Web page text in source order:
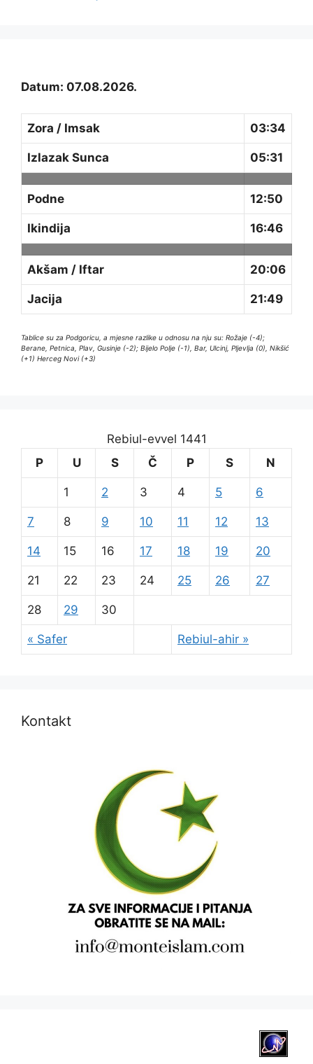
Datum: 07.08.2026.
Zora / Imsak 03:34
Izlazak Sunca 05:31
Podne 12:50
Ikindija 16:46
Akšam / Iftar 20:06
Jacija 21:49
Tablice su za Podgoricu, a mjesne razlike u odnosu na nju su: Rožaje (-4);
Berane, Petnica, Plav, Gusinje (-2); Bijelo Polje (-1), Bar, Ulcinj, Pljevlja (0), Nikšić
(+1) Herceg Novi (+3)
Rebiul-evvel 1441
P
U S Č P S N
« Safer Rebiul-ahir »
1 2 3 4 5 6
7 8 9 10 11 12 13
14 15 16 17 18 19 20
21 22 23 24 25 26 27
28 29 30
Kontakt